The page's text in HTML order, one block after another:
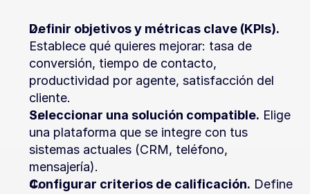
Definir objetivos y métricas clave (KPIs).
Establece qué quieres mejorar: tasa de
conversión, tiempo de contacto,
productividad por agente, satisfacción del
cliente.
Seleccionar una solución compatible. Elige
una plataforma que se integre con tus
sistemas actuales (CRM, teléfono,
mensajería).
Configurar criterios de calificación. Define